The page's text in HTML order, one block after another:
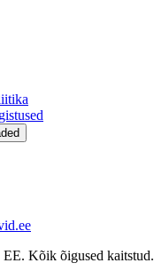
Kõik õigused kaitstud.